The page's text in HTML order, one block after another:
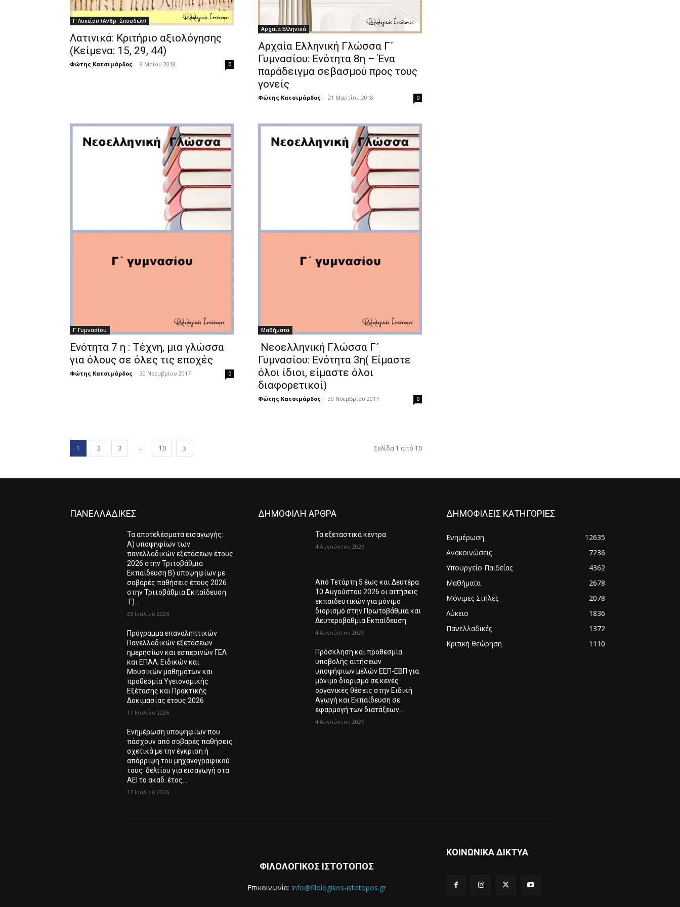
Γ' Λυκείου (Ανθρ. Σπουδών)
Λατινικά: Κριτήριο αξιολόγησης
(Κείμενα: 15, 29, 44)
Φώτης Κατσιμάρδος - 9 Μαΐου 2018 0
Αρχαία Ελληνικά
Αρχαία Ελληνική Γλώσσα Γ´
Γυμνασίου: Ενότητα 8η – Ένα
παράδειγμα σεβασμού προς τους
γονείς
Φώτης Κατσιμάρδος - 21 Μαρτίου 2018 0
Γ' Γυμνασίου
Ενότητα 7 η : Τέχνη, μια γλώσσα
για όλους σε όλες τις εποχές
Φώτης Κατσιμάρδος - 30 Νοεμβρίου 2017 0
Μαθήματα
Νεοελληνική Γλώσσα Γ´
Γυμνασίου: Ενότητα 3η( Είμαστε
όλοι ίδιοι, είμαστε όλοι
διαφορετικοί)
Φώτης Κατσιμάρδος - 30 Νοεμβρίου 2017 0
1 2 3 ... 10 Σελίδα 1 από 10
ΠΑΝΕΛΛΑΔΙΚΕΣ
Τα αποτελέσματα εισαγωγής:
Α) υποψηφίων των
πανελλαδικών εξετάσεων έτους
2026 στην Τριτοβάθμια
Εκπαίδευση Β) υποψηφίων με
σοβαρές παθήσεις έτους 2026
στην Τριτοβάθμια Εκπαίδευση
Γ)...
23 Ιουλίου 2026
Πρόγραμμα επαναληπτικών
Πανελλαδικών εξετάσεων
ημερησίων και εσπερινών ΓΕΛ
και ΕΠΑΛ, Ειδικών και
Μουσικών μαθημάτων και
προθεσμία Υγειονομικής
Εξέτασης και Πρακτικής
Δοκιμασίας έτους 2026
17 Ιουλίου 2026
Ενημέρωση υποψηφίων που
πάσχουν από σοβαρές παθήσεις
σχετικά με την έγκριση ή
απόρριψη του μηχανογραφικού
τους δελτίου για εισαγωγή στα
ΑΕΙ το ακαδ. έτος...
17 Ιουλίου 2026
ΔΗΜΟΦΙΛΗ ΑΡΘΡΑ
Τα εξεταστικά κέντρα
4 Αυγούστου 2026
Από Τετάρτη 5 έως και Δευτέρα
10 Αυγούστου 2026 οι αιτήσεις
εκπαιδευτικών για μόνιμο
διορισμό στην Πρωτοβάθμια και
Δευτεροβάθμια Εκπαίδευση
4 Αυγούστου 2026
Πρόσκληση και προθεσμία
υποβολής αιτήσεων
υποψήφιων μελών ΕΕΠ-ΕΒΠ για
μόνιμο διορισμό σε κενές
οργανικές θέσεις στην Ειδική
Αγωγή και Εκπαίδευση σε
εφαρμογή των διατάξεων...
4 Αυγούστου 2026
ΔΗΜΟΦΙΛΕΙΣ ΚΑΤΗΓΟΡΙΕΣ
Ενημέρωση
12635
Ανακοινώσεις
7236
Υπουργείο Παιδείας
4362
Μαθήματα
2678
Μόνιμες Στήλες
2078
Λύκειο
1836
Πανελλαδικές
1372
Κριτική θεώρηση
1110
ΦΙΛΟΛΟΓΙΚΟΣ ΙΣΤΟΤΟΠΟΣ
Επικοινωνία: info@filologikos-istotopos.gr
ΚΟΙΝΩΝΙΚΑ ΔΙΚΤΥΑ